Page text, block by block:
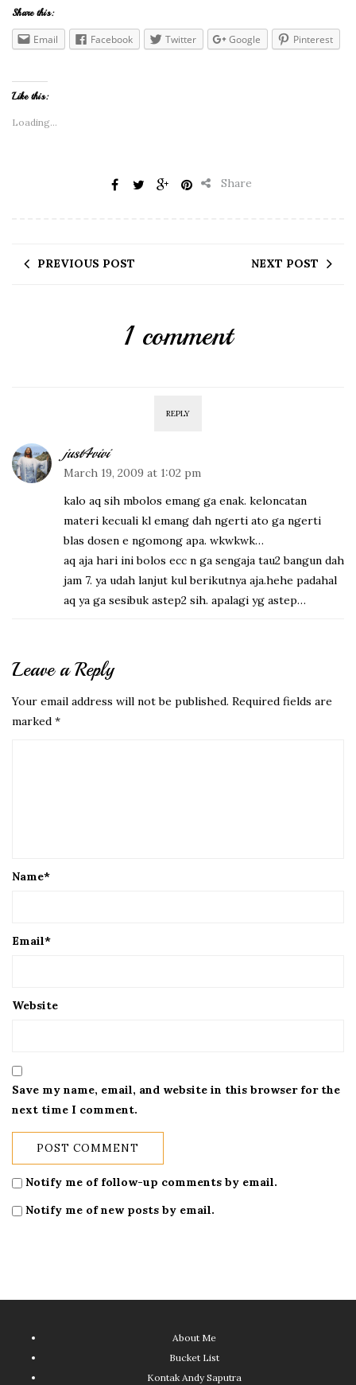
Share this:
Email Facebook Twitter Google Pinterest
Like this:
Loading...
Share
PREVIOUS POST NEXT POST
1 comment
REPLY
just4vivi
March 19, 2009 at 1:02 pm
kalo aq sih mbolos emang ga enak. keloncatan
materi kecuali kl emang dah ngerti ato ga ngerti
blas dosen e ngomong apa. wkwkwk…
aq aja hari ini bolos ecc n ga sengaja tau2 bangun dah
jam 7. ya udah lanjut kul berikutnya aja.hehe padahal
aq ya ga sesibuk astep2 sih. apalagi yg astep…
Leave a Reply
Your email address will not be published. Required fields are
marked *
Name*
Email*
Website
Save my name, email, and website in this browser for the
next time I comment.
Notify me of follow-up comments by email.
Notify me of new posts by email.
About Me
Bucket List
Kontak Andy Saputra